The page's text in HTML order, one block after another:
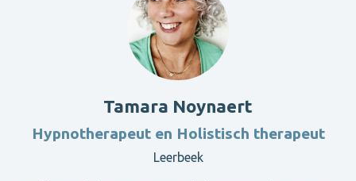
Tamara Noynaert
Hypnotherapeut en Holistisch therapeut
Leerbeek